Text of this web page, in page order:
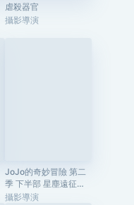
虐殺器官
攝影導演
JoJo的奇妙冒險 第二
季 下半部 星塵遠征軍
埃及篇
攝影導演